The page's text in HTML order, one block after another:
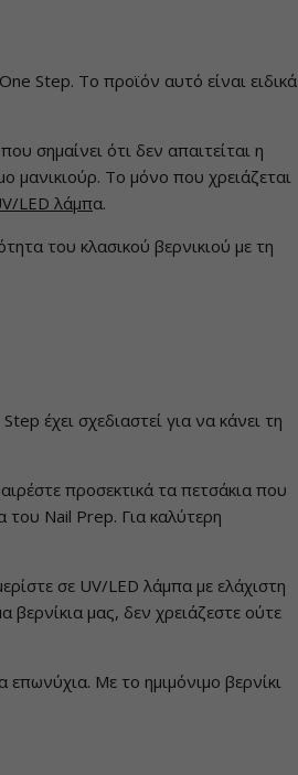
Step. Το προϊόν αυτό είναι ειδικά
σημαίνει ότι δεν απαιτείται η
μανικιούρ. Το μόνο που χρειάζεται
LED λάμπα.
του κλασικού βερνικιού με τη
έχει σχεδιαστεί για να κάνει τη
προσεκτικά τα πετσάκια που
Nail Prep. Για καλύτερη
σε UV/LED λάμπα με ελάχιστη
μας, δεν χρειάζεστε ούτε
Με το ημιμόνιμο βερνίκι